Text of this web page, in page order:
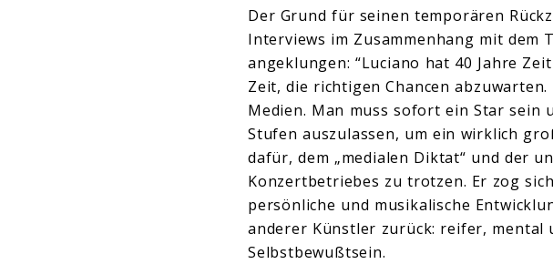
Der Grund für seinen temporären
Interviews im Zusammenhang mit dem
angeklungen: “Luciano hat 40 Jahre
Zeit, die richtigen Chancen
Medien. Man muss sofort ein Star
Stufen auszulassen, um ein wirklich
dafür, dem „medialen Diktat“ und der
Konzertbetriebes zu trotzen. Er zog
persönliche und musikalische
anderer Künstler zurück: reifer,
Selbstbewußtsein.